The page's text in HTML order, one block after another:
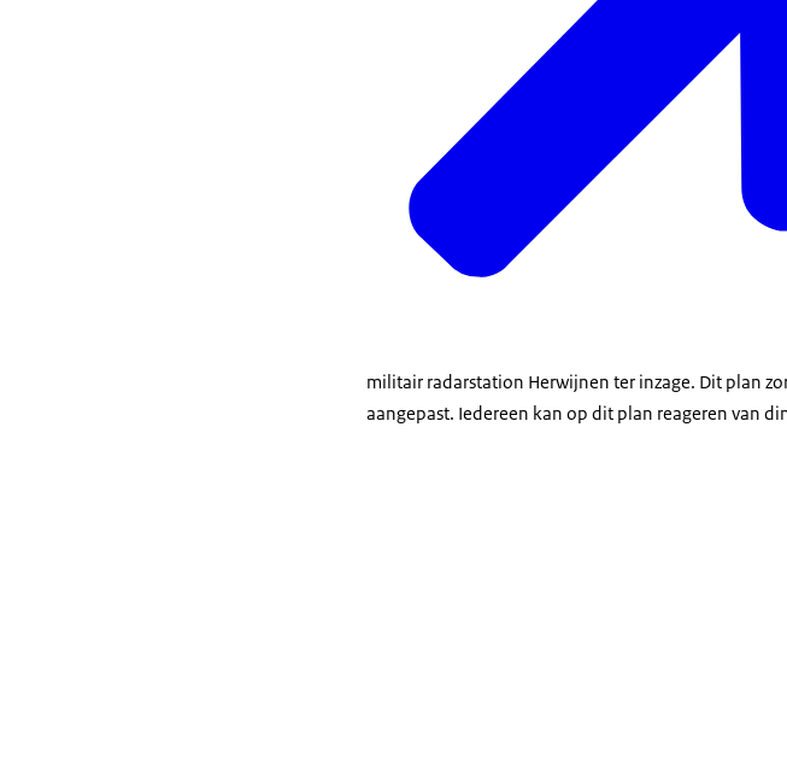
militair radarstation Herwijnen ter inzage. Dit plan
aangepast. Iedereen kan op dit plan reageren van